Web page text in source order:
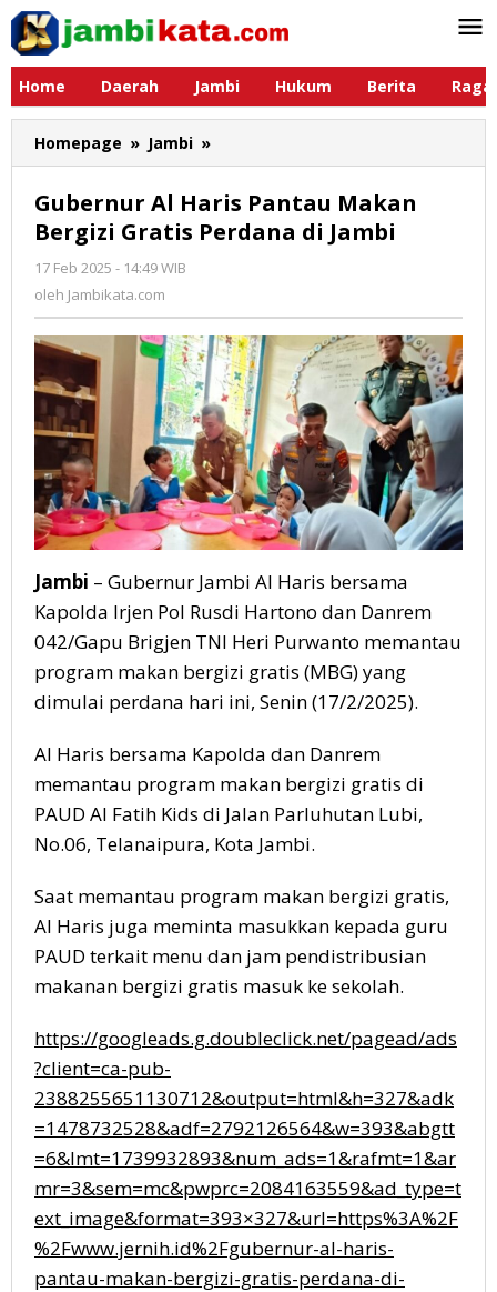
Lewati
konten
Home
Daerah Jambi Hukum Berita
Homepage » Jambi »
Al
Haris
Pantau
Makan
Jambi
Gubernur Al Haris Pantau Makan
Bergizi Gratis Perdana di Jambi
17 Feb 2025 - 14:49 WIB
oleh Jambikata.com
Jambi – Gubernur Jambi Al Haris bersama
Kapolda Irjen Pol Rusdi Hartono dan Danrem
042/Gapu Brigjen TNI Heri Purwanto memantau
program makan bergizi gratis (MBG) yang
dimulai perdana hari ini, Senin (17/2/2025).
Al Haris bersama Kapolda dan Danrem
memantau program makan bergizi gratis di
PAUD Al Fatih Kids di Jalan Parluhutan Lubi,
No.06, Telanaipura, Kota Jambi.
Saat memantau program makan bergizi gratis,
Al Haris juga meminta masukkan kepada guru
PAUD terkait menu dan jam pendistribusian
makanan bergizi gratis masuk ke sekolah.
https://googleads.g.doubleclick.net/pagead/ads
?client=ca-pub-
2388255651130712&output=html&h=327&adk
=1478732528&adf=2792126564&w=393&abgtt
=6&lmt=1739932893&num_ads=1&rafmt=1&ar
mr=3&sem=mc&pwprc=2084163559&ad_type=t
ext_image&format=393×327&url=https%3A%2F
%2Fwww.jernih.id%2Fgubernur-al-haris-
pantau-makan-bergizi-gratis-perdana-di-